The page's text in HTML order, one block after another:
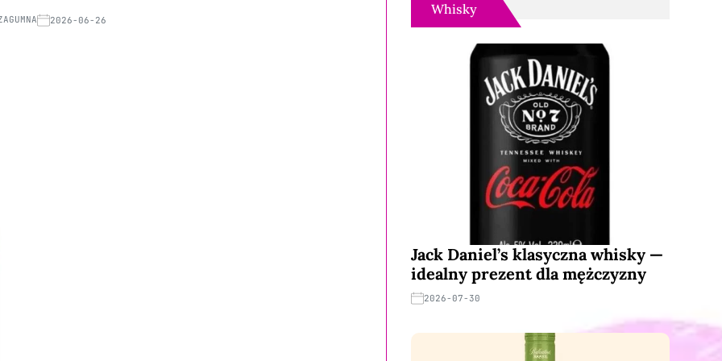
2026-06-26
Whisky
Jack Daniel’s klasyczna whisky —
idealny prezent dla mężczyzny
2026-07-30